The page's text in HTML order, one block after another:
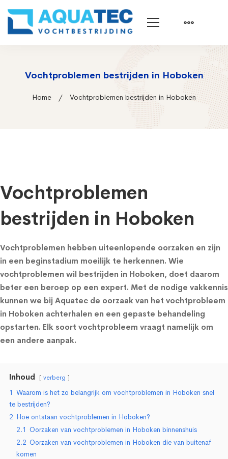
Vochtproblemen bestrijden in Hoboken
Home Vochtproblemen bestrijden in Hoboken
Vochtproblemen
bestrijden in Hoboken
Vochtproblemen hebben uiteenlopende oorzaken en zijn
in een beginstadium moeilijk te herkennen. Wie
vochtproblemen wil bestrijden in Hoboken, doet daarom
beter een beroep op een expert. Met de nodige vakkennis
kunnen we bij Aquatec de oorzaak van het vochtprobleem
in Hoboken achterhalen en een gepaste behandeling
opstarten. Elk soort vochtprobleem vraagt namelijk om
een andere aanpak.
Inhoud verberg
1 Waarom is het zo belangrijk om vochtproblemen in Hoboken snel
te bestrijden?
2 Hoe ontstaan vochtproblemen in Hoboken?
2.1 Oorzaken van vochtproblemen in Hoboken binnenshuis
2.2 Oorzaken van vochtproblemen in Hoboken die van buitenaf
komen